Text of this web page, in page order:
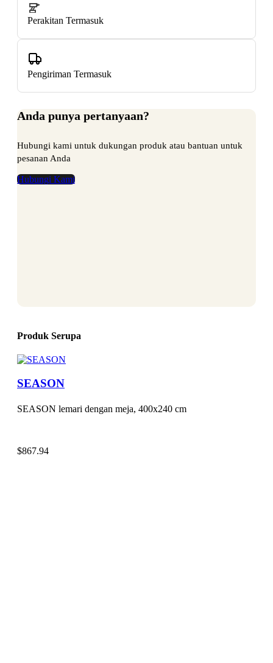
Perakitan Termasuk
Pengiriman Termasuk
Anda punya pertanyaan?
Hubungi kami untuk dukungan produk atau bantuan untuk
pesanan Anda
Hubungi Kami
Produk Serupa
SEASON
SEASON lemari dengan meja, 400x240 cm
$867.94